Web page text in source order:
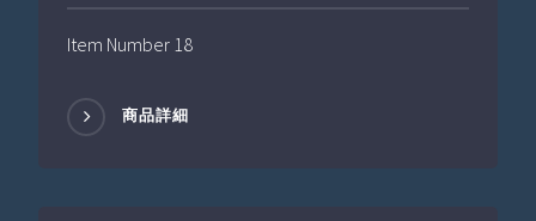
Item Number 18
商品詳細